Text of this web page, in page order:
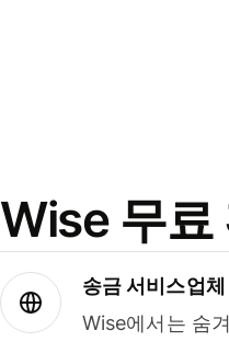
Wise 무료
송금 서비스업체
Wise에서는 숨